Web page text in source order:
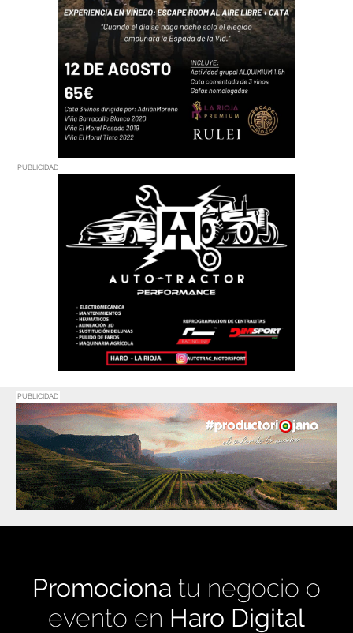
PUBLICIDAD
PUBLICIDAD
Promociona tu negocio o
evento en Haro Digital